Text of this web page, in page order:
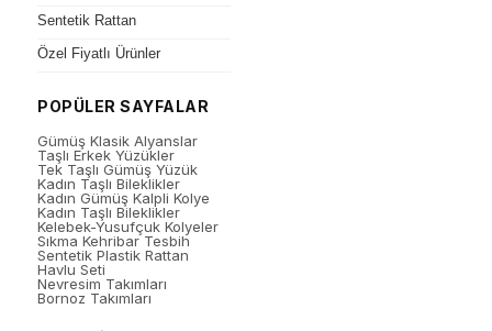
Sentetik Rattan
Özel Fiyatlı Ürünler
POPÜLER SAYFALAR
Gümüş Klasik Alyanslar
Taşlı Erkek Yüzükler
Tek Taşlı Gümüş Yüzük
Kadın Taşlı Bileklikler
Kadın Gümüş Kalpli Kolye
Kadın Taşlı Bileklikler
Kelebek-Yusufçuk Kolyeler
Sıkma Kehribar Tesbih
Sentetik Plastik Rattan
Havlu Seti
Nevresim Takımları
Bornoz Takımları